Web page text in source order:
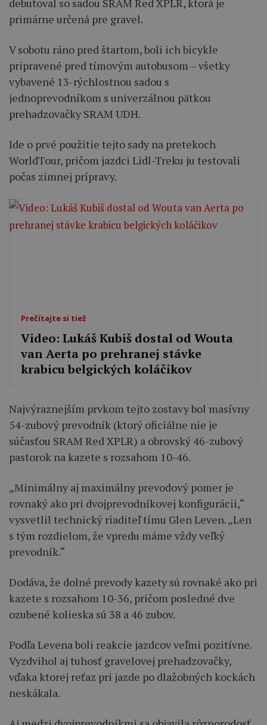
primárne určená pre gravel.
V sobotu ráno pred štartom, boli ich bicykle
pripravené pred tímovým autobusom – všetky
vybavené 13-rýchlostnou sadou s
jednoprevodníkom s univerzálnou pätkou
prehadzovačky SRAM UDH.
Ide o prvé použitie tejto sady na pretekoch
WorldTour, pričom jazdci Lidl-Treku ju testovali
počas zimnej prípravy.
Prečítajte si tiež
Video: Lukáš Kubiš dostal od Wouta
van Aerta po prehranej stávke
krabicu belgických koláčikov
Najvýraznejším prvkom tejto zostavy bol masívny
54-zubový prevodník (ktorý oficiálne nie je
súčasťou SRAM Red XPLR) a obrovský 46-zubový
pastorok na kazete s rozsahom 10-46.
„Minimálny aj maximálny prevodový pomer je
rovnaký ako pri dvojprevodníkovej konfigurácii,“
vysvetlil technický riaditeľ tímu Glen Leven. „Len
s tým rozdielom, že vpredu máme vždy veľký
prevodník.“
Dodáva, že dolné prevody kazety sú rovnaké ako pri
kazete s rozsahom 10-36, pričom posledné dve
ozubené kolieska sú 38 a 46 zubov.
Podľa Levena boli reakcie jazdcov veľmi pozitívne.
Vyzdvihol aj tuhosť gravelovej prehadzovačky,
vďaka ktorej reťaz pri jazde po dlažobných kockách
neskákala.